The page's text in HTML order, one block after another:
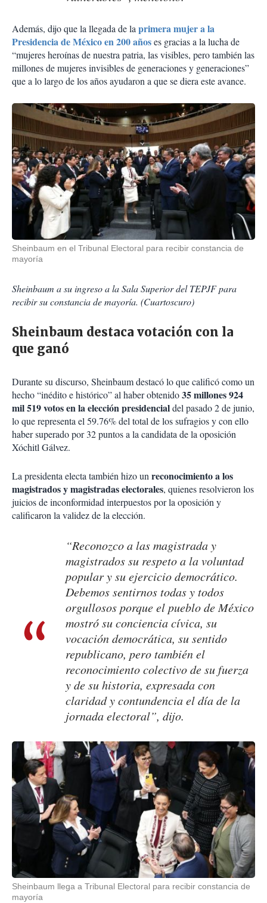
Además, dijo que la llegada de laprimera mujer a la
Presidencia de México en 200 añoses gracias a la lucha de
“mujeres heroínas de nuestra patria, las visibles, pero también las
millones de mujeres invisibles de generaciones y generaciones”
que a lo largo de los años ayudaron a que se diera este avance.
Sheinbaum en el Tribunal Electoral para recibir constancia de
mayoría
Sheinbaum a su ingreso a la Sala Superior del TEPJF para
recibir su constancia de mayoría. (Cuartoscuro)
Sheinbaum destaca votación con la
que ganó
Durante su discurso, Sheinbaum destacó lo que calificó como un
hecho “inédito e histórico” al haber obtenido35 millones 924
mil 519 votos en la elección presidencialdel pasado 2 de junio,
lo que representa el 59.76% del total de los sufragios y con ello
haber superado por 32 puntos a la candidata de la oposición
Xóchitl Gálvez.
La presidenta electa también hizo unreconocimiento a los
magistrados y magistradas electorales, quienes resolvieron los
juicios de inconformidad interpuestos por la oposición y
calificaron la validez de la elección.
“Reconozco a las magistrada y
magistrados su respeto a la voluntad
popular y su ejercicio democrático.
Debemos sentirnos todas y todos
orgullosos porque el pueblo de México
mostró su conciencia cívica, su
vocación democrática, su sentido
republicano, pero también el
reconocimiento colectivo de su fuerza
y de su historia, expresada con
claridad y contundencia el día de la
jornada electoral”, dijo.
Sheinbaum llega a Tribunal Electoral para recibir constancia de
mayoría